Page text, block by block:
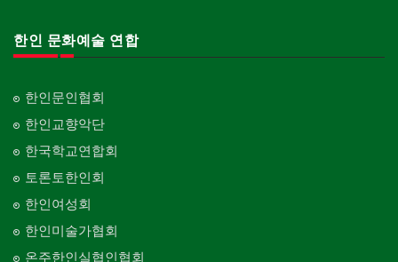
한인 문화예술 연합
한인문인협회
한인교향악단
한국학교연합회
토론토한인회
한인여성회
한인미술가협회
온주한인실협인협회